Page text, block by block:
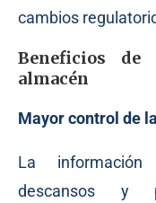
cambios
Beneficios
almacén
Mayor control de
La información
descansos y